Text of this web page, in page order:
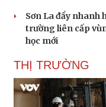
Sơn La đẩy nhanh
trường liên cấp
học mới
THỊ TRƯỜNG